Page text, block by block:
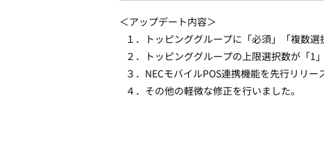
＜アップデート内容＞
１．トッピンググループに「必須」「複数
２．トッピンググループの上限選択数が「1
３．NECモバイルPOS連携機能を先行リリー
４．その他の軽微な修正を行いました。